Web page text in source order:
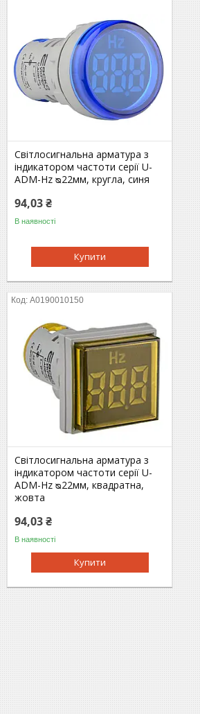
Світлосигнальна арматура з
індикатором частоти серії U-
ADM-Hz ᴓ22мм, кругла, синя
94,03 ₴
В наявності
Купити
A0190010150
Світлосигнальна арматура з
індикатором частоти серії U-
ADM-Hz ᴓ22мм, квадратна,
жовта
94,03 ₴
В наявності
Купити